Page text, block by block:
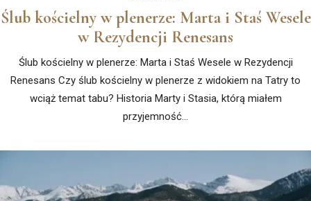
Ślub kościelny w plenerze: Marta i Staś Wesele
w Rezydencji Renesans
Ślub kościelny w plenerze: Marta i Staś Wesele w Rezydencji
Renesans Czy ślub kościelny w plenerze z widokiem na Tatry to
wciąż temat tabu? Historia Marty i Stasia, którą miałem
przyjemność…